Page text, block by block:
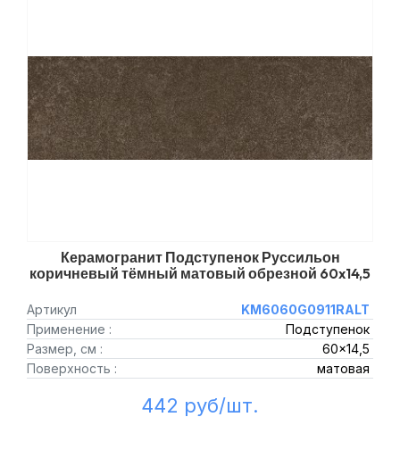
Керамогранит Подступенок Руссильон
коричневый тёмный матовый обрезной 60x14,5
Артикул
KM6060G0911RALT
Применение :
Подступенок
Размер, см :
60x14,5
Поверхность :
матовая
442 руб/шт.